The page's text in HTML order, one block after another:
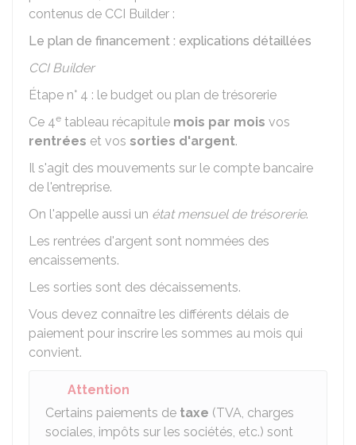
contenus de CCI Builder :
Le plan de financement : explications détaillées
CCI Builder
Étape n° 4 : le budget ou plan de trésorerie
Ce 4e tableau récapitule mois par mois vos
rentrées et vos sorties d'argent.
Il s'agit des mouvements sur le compte bancaire
de l'entreprise.
On l'appelle aussi un état mensuel de trésorerie.
Les rentrées d'argent sont nommées des
encaissements.
Les sorties sont des décaissements.
Vous devez connaître les différents délais de
paiement pour inscrire les sommes au mois qui
convient.
Attention
Certains paiements de taxe (TVA, charges
sociales, impôts sur les sociétés, etc.) sont